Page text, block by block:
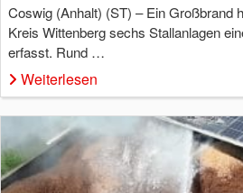
Coswig (Anhalt) (ST) – Ein Großbrand
Kreis Wittenberg sechs Stallanlagen
erfasst. Rund …
Weiterlesen